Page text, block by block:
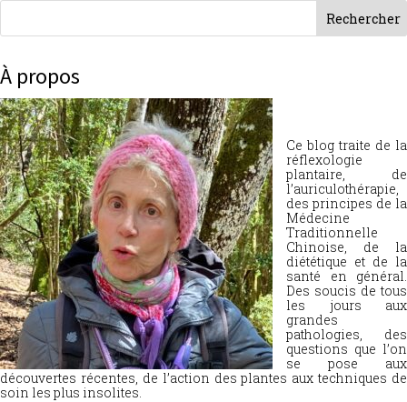
À propos
Ce blog traite de la
réflexologie
plantaire, de
l’auriculothérapie,
des principes de la
Médecine
Traditionnelle
Chinoise, de la
diététique et de la
santé en général.
Des soucis de tous
les jours aux
grandes
pathologies, des
questions que l’on
se pose aux
découvertes récentes, de l’action des plantes aux techniques de
soin les plus insolites.